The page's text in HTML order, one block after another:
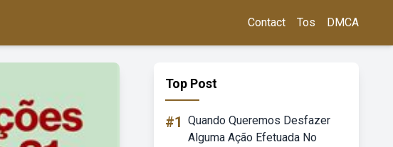
Contact Tos DMCA
Top Post
#1 Quando Queremos Desfazer
Alguma Ação Efetuada No